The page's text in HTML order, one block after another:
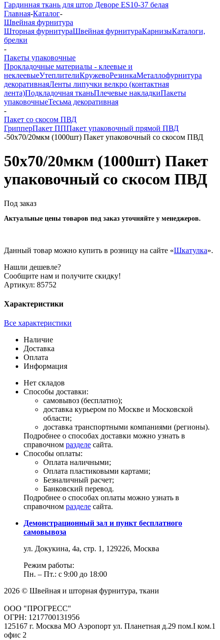
Гардинная ткань для штор Деворе ES10-37 белая
Главная-Каталог-
Швейная фурнитура
Шторная фурнитураШвейная фурнитураКарнизыКаталоги,
брелки
-
Пакеты упаковочные
Прокладочные материалы - клеевые и
неклеевыеУтеплителиКружевоРезинкаМеталлофурнитура
декоративнаяЛенты липучки велкро (контактная
лента)Подкладочная тканьПлечевые накладкиПакеты
упаковочныеТесьма декоративная
-
Пакет со скосом ПВД
ГрипперПакет ПППакет упаковочный прямой ПВД
-50x70/20мкм (1000шт) Пакет упаковочный со скосом ПВД
50x70/20мкм (1000шт) Пакет
упаковочный со скосом ПВД
Под заказ
Актуальные цены товаров под заказ уточняйте у менеджеров.
Данный товар можно купить в розницу на сайте «Шкатулка».
Нашли дешевле?
Сообщите нам и получите скидку!
Артикул: 85752
Характеристики
Все характеристики
Наличие
Доставка
Оплата
Информация
Нет складов
Способы доставки:
самовывоз (бесплатно);
доставка курьером по Москве и Московской
области;
доставка транспортными компаниями (регионы).
Подробнее о способах доставки можно узнать в
справочном разделе сайта.
Способы оплаты:
Оплата наличными;
Оплата пластиковыми картами;
Безналичный расчет;
Банковский перевод.
Подробнее о способах оплаты можно узнать в
справочном разделе сайта.
Демонстрационный зал и пункт бесплатного
самовывоза
ул. Докукина, 4а, стр. 1, 129226, Москва
Режим работы:
Пн. – Пт.: с 9:00 до 18:00
2026 © Швейная и шторная фурнитура, ткани
ООО "ПРОГРЕСС"
ОГРН: 1217700131956
125167 г. Москва МО Аэропорт ул. Планетная д.29 пом.I ком.1
офис 2